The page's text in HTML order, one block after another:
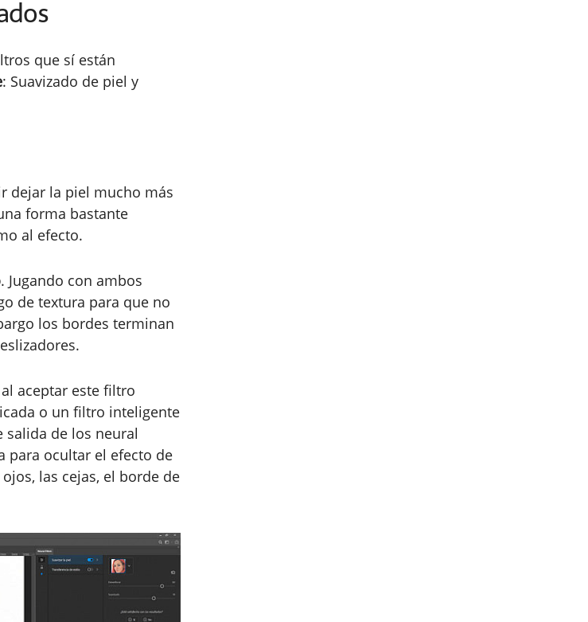
que sí están
: Suavizado de piel y
dejar la piel mucho más
forma bastante
al efecto.
. Jugando con ambos
de textura para que no
los bordes terminan
aceptar este filtro
o un filtro inteligente
de los neural
para ocultar el efecto de
las cejas, el borde de